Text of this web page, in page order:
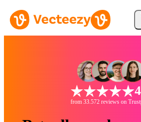
from 33.572 reviews on